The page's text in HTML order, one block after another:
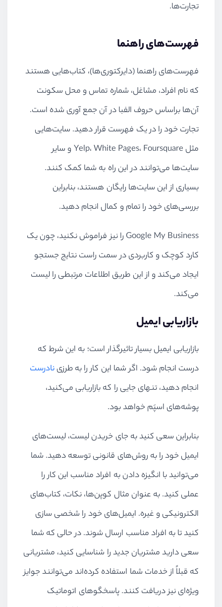
تجارت‌ها.
فهرست‌های راهنما
فهرست‌های راهنما (دایرکتوری‌ها)، کتاب‌هایی هستند
که نام افراد، مشاغل، شماره تماس و محل سکونت
آن‌ها براساس حروف الفبا در آن جمع آوری شده است.
تجارت خود را در یک فهرست قرار دهید. سایت‌هایی
مثل Yelp، White Pages، Foursquare و سایر
سایت‌ها می‌توانند در این راه به شما کمک کنند.
بسیاری از این سایت‌ها رایگان هستند، بنابراین
بررسی‌های خود را تمام و کمال انجام دهید.
Google My Business را نیز فراموش نکنید، چون یک
کارد کوچک و کاربردی در سمت راست نتایج جستجو
ایجاد می‌کند و از این طریق اطلاعات مرتبطی را لیست
می‌کند.
بازاریابی ایمیل
بازاریابی ایمیل بسیار تاثیرگذار است؛ به این شرط که
درست انجام شود. اگر شما این کار را به طرزینادرست
انجام دهید، تنهای جایی را که بازاریابی می‌کنید،
پوشه‌های اسپَم خواهد بود.
بنابراین سعی کنید به جای خریدن لیست، لیست‌های
ایمیل خود را به روش‌های قانونی توسعه دهید. شما
می‌توانید با انگیزه دادن به افراد مناسب این کار را
عملی کنید. به عنوان مثال کوپن‌ها، نکات، کتاب‌های
الکترونیکی و غیره. ایمیل‌های خود را شخصی سازی
کنید تا به افراد مناسب ارسال شوند. در حالی که شما
سعی دارید مشتریان جدید را شناسایی کنید، مشتریانی
که قبلاً از خدمات شما استفاده کرده‌اند می‌توانند جوایز
ویژه‌ای نیز دریافت کنند. پاسخگوهای اتوماتیک